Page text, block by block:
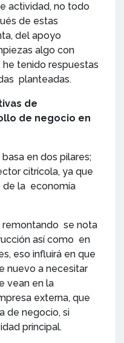
actividad, no todo
de estas
del apoyo
algo con
he tenido respuestas
planteadas.
de
de negocio en
en dos pilares;
citrícola, ya que
de la economía
remontando se nota
así como en
eso influirá en que
nuevo a necesitar
vean en la
externa, que
de negocio, si
principal.